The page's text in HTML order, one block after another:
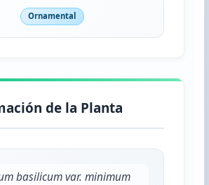
Ornamental
de la Planta
basilicum var. minimum